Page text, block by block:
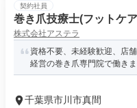
契約社員
巻き爪技療士(フットケ
株式会社アステラ
資格不要、未経験歓迎、店
経営の巻き爪専門院で働き
千葉県市川市真間